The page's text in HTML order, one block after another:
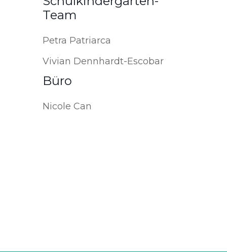
Team
Petra Patriarca
Vivian Dennhardt-Escobar
Büro
Nicole Can